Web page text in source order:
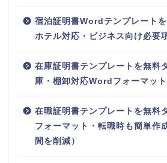
宿泊証明書Wordテンプレート
ホテル対応・ビジネス向け必要
在庫証明書テンプレートを無料
庫・棚卸対応Wordフォーマット
在職証明書テンプレートを無料
フォーマット・転職時も簡単作
間を削減）